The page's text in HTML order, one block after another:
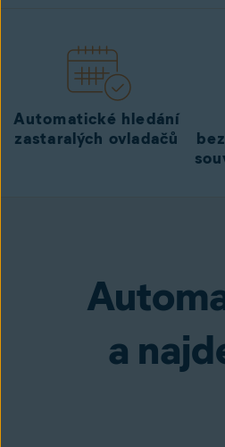
Automatické hledání
zastaralých ovladačů
a